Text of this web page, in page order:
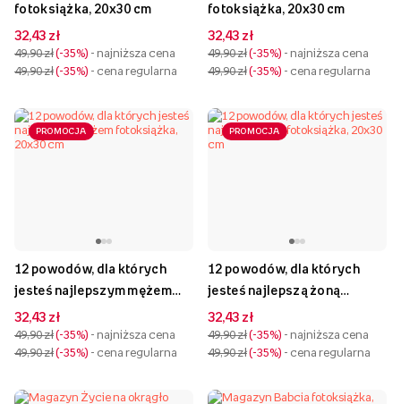
fotoksiążka, 20x30 cm
32,43 zł
49,90 zł -35% - najniższa cena
49,90 zł -35% - cena regularna
fotoksiążka, 20x30 cm
32,43 zł
49,90 zł -35% - najniższa cena
49,90 zł -35% - cena regularna
PROMOCJA
12 powodów, dla których
jesteś najlepszym mężem
fotoksiążka, 20x30 cm
32,43 zł
49,90 zł -35% - najniższa cena
49,90 zł -35% - cena regularna
PROMOCJA
12 powodów, dla których
jesteś najlepszą żoną
fotoksiążka, 20x30 cm
32,43 zł
49,90 zł -35% - najniższa cena
49,90 zł -35% - cena regularna